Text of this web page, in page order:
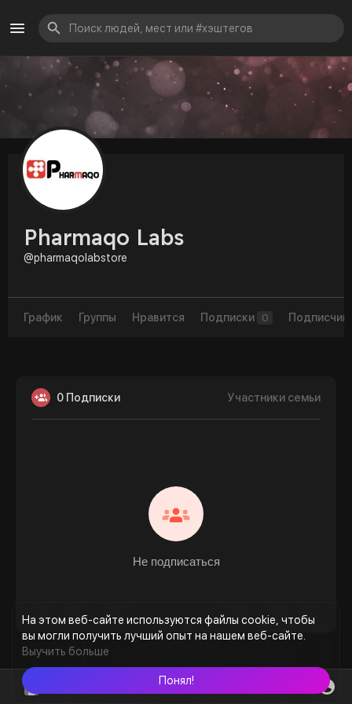
На этом веб-сайте используются файлы cookie, чтобы
вы могли получить лучший опыт на нашем веб-сайте.
Выучить больше
Понял!
Pharmaqo Labs
@pharmaqolabstore
График Группы Нравится Подписки 0
0 Подписки Участники семьи
Не подписаться